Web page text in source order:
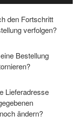
den Fortschritt
verfolgen?
Bestellung
Lieferadresse
ändern?